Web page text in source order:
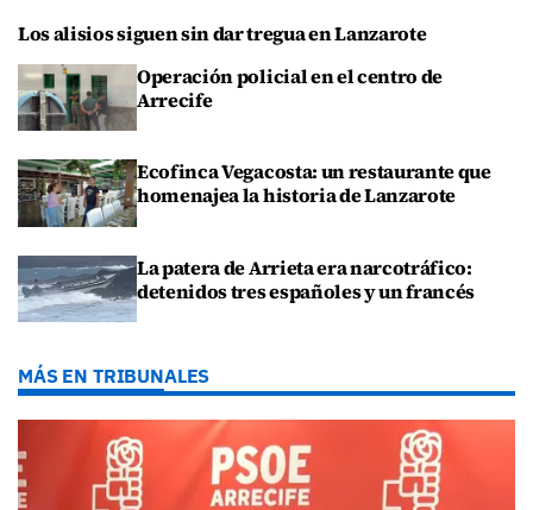
Los alisios siguen sin dar tregua en Lanzarote
Operación policial en el centro de
Arrecife
Ecofinca Vegacosta: un restaurante que
homenajea la historia de Lanzarote
La patera de Arrieta era narcotráfico:
detenidos tres españoles y un francés
MÁS EN TRIBUNALES